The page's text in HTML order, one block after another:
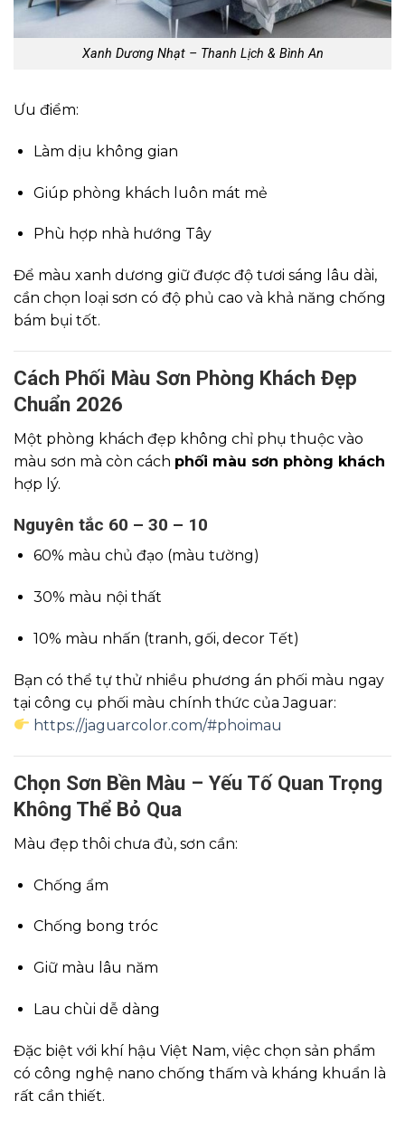
Xanh Dương Nhạt – Thanh Lịch & Bình An
Ưu điểm:
Làm dịu không gian
Giúp phòng khách luôn mát mẻ
Phù hợp nhà hướng Tây
Để màu xanh dương giữ được độ tươi sáng lâu dài,
cần chọn loại sơn có độ phủ cao và khả năng chống
bám bụi tốt.
Cách Phối Màu Sơn Phòng Khách Đẹp
Chuẩn 2026
Một phòng khách đẹp không chỉ phụ thuộc vào
màu sơn mà còn cách phối màu sơn phòng khách
hợp lý.
Nguyên tắc 60 – 30 – 10
60% màu chủ đạo (màu tường)
30% màu nội thất
10% màu nhấn (tranh, gối, decor Tết)
Bạn có thể tự thử nhiều phương án phối màu ngay
tại công cụ phối màu chính thức của Jaguar:
https://jaguarcolor.com/#phoimau
Chọn Sơn Bền Màu – Yếu Tố Quan Trọng
Không Thể Bỏ Qua
Màu đẹp thôi chưa đủ, sơn cần:
Chống ẩm
Chống bong tróc
Giữ màu lâu năm
Lau chùi dễ dàng
Đặc biệt với khí hậu Việt Nam, việc chọn sản phẩm
có công nghệ nano chống thấm và kháng khuẩn là
rất cần thiết.